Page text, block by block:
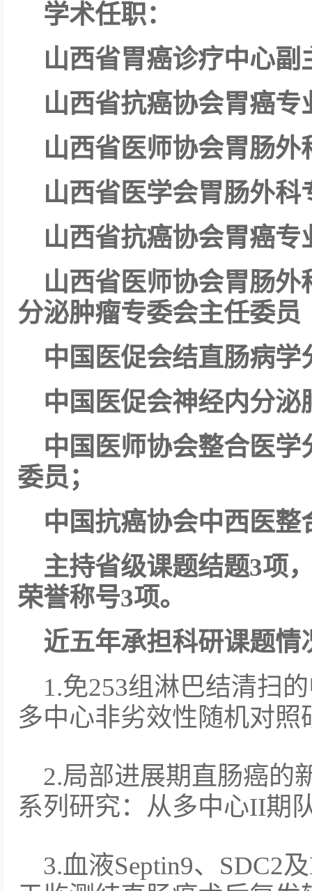
学术任职：
山西省胃癌诊疗中心副
山西省抗癌协会胃癌
山西省医师协会胃肠
山西省医学会胃肠外
山西省抗癌协会胃癌
山西省医师协会胃肠
分泌肿瘤专委会主任委员
中国医促会结直肠病学
中国医促会神经内分
中国医师协会整合医
委员；
中国抗癌协会中西医
主持省级课题结题3项
荣誉称号3项。
近五年承担科研课题情
1.免253组淋巴结清扫
多中心非劣效性随机对照
2.局部进展期直肠癌的
系列研究：从多中心II期
3.血液Septin9、SDC2